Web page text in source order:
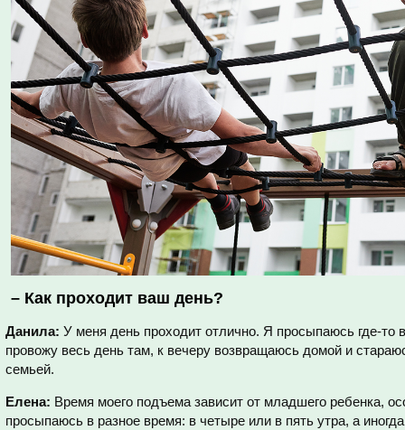
– Как проходит ваш день?
Данила: У меня день проходит отлично. Я просыпаюсь где-то
провожу весь день там, к вечеру возвращаюсь домой и
семьей.
Елена: Время моего подъема зависит от младшего ребенка,
просыпаюсь в разное время: в четыре или в пять утра, а